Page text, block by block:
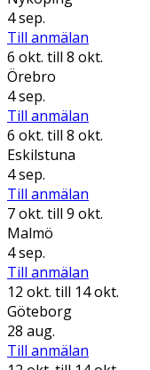
4 sep.
Till anmälan
6 okt. till 8 okt.
Örebro
4 sep.
Till anmälan
6 okt. till 8 okt.
Eskilstuna
4 sep.
Till anmälan
7 okt. till 9 okt.
Malmö
4 sep.
Till anmälan
12 okt. till 14 okt.
Göteborg
28 aug.
Till anmälan